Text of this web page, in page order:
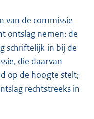
van de commissie
ontslag nemen; de
schriftelijk in bij de
die daarvan
op de hoogte stelt;
rechtstreeks in